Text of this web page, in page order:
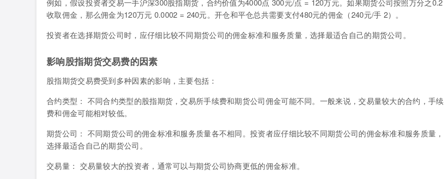
例如，假设投资者交易一手沪深300股指期货，合约价值为4000点 300元/点 = 120万元。如果期货公司按照万分之0.2
收取佣金，那么佣金为120万元 0.0002 = 240元。开仓和平仓总共需要支付480元的佣金（240元/手 2）。
投资者在选择期货公司时，应仔细比较不同期货公司的佣金标准和服务质量，选择最适合自己的期货公司。
影响股指期货交易费的因素
股指期货交易费受到多种因素的影响，主要包括：
合约类型： 不同合约类型的股指期货，交易所手续费和期货公司佣金可能不同。一般来说，交易量较大的合约，手续
费和佣金可能相对较低。
期货公司： 不同期货公司的佣金标准和服务质量各不相同。投资者应仔细比较不同期货公司的佣金标准和服务质量，
选择最适合自己的期货公司。
交易量： 交易量较大的投资者，通常可以与期货公司协商更低的佣金标准。